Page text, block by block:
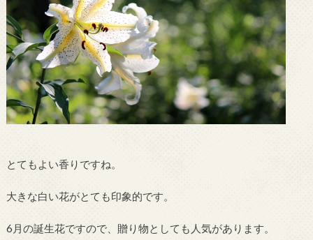
とてもよい香りですね。
大きな白い花がとても印象的です。
6月の誕生花ですので、贈り物としても人気があります。